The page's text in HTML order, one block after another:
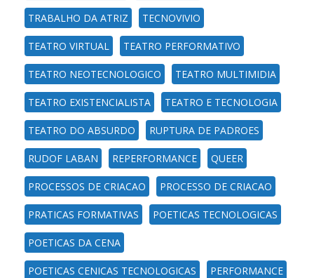
TRABALHO DA ATRIZ TECNOVIVIO
TEATRO VIRTUAL TEATRO PERFORMATIVO
TEATRO NEOTECNOLOGICO TEATRO MULTIMIDIA
TEATRO EXISTENCIALISTA TEATRO E TECNOLOGIA
TEATRO DO ABSURDO RUPTURA DE PADROES
RUDOF LABAN REPERFORMANCE QUEER
PROCESSOS DE CRIACAO PROCESSO DE CRIACAO
PRATICAS FORMATIVAS POETICAS TECNOLOGICAS
POETICAS DA CENA
POETICAS CENICAS TECNOLOGICAS PERFORMANCE